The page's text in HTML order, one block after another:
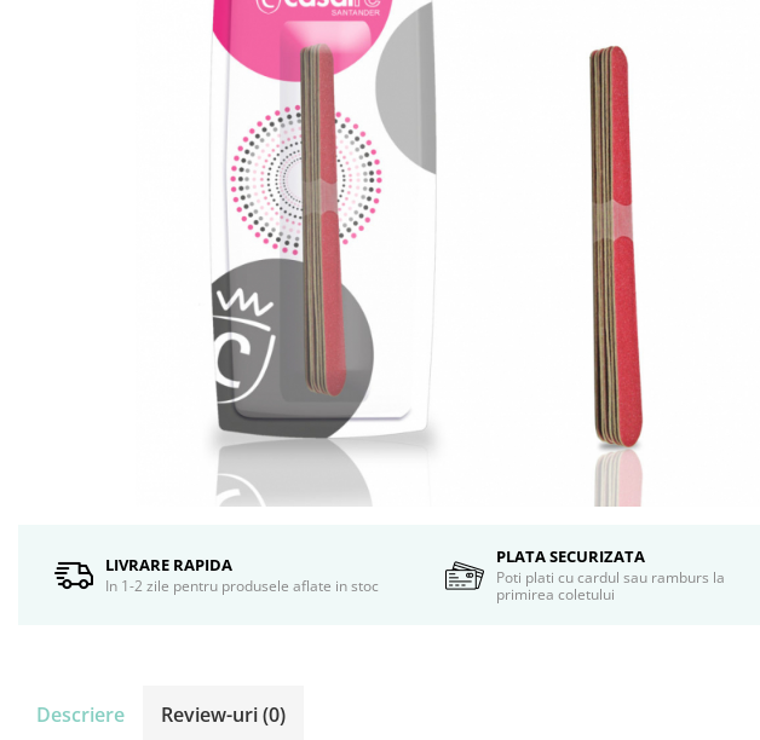
Deodorante si antiperspirante
Bureti de baie
Creion si tus ochi
LIVRARE RAPIDA
In 1-2 zile pentru produsele aflate in stoc
PLATA SECURIZATA
Poti plati cu cardul sau ramburs la
primirea coletului
Descriere Review-uri(0)